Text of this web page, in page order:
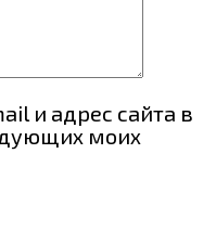
и адрес сайта в
моих